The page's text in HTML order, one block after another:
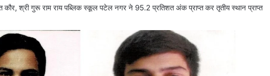
कौर, श्री गुरू राम राय पब्लिक स्कूल पटेल नगर ने 95.2 प्रतिशत अंक प्राप्त कर तृतीय स्थान प्राप्त